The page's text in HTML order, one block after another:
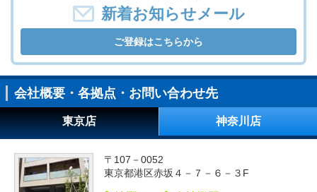
新着お知らせメール
ご登録はこちらから
会社概要・各拠点・お問い合わせ先
東京店 神奈川店
〒107－0052
東京都港区赤坂４－７－６－３F